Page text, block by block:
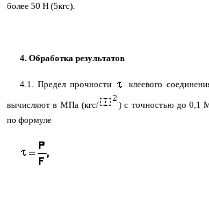
более 50 Н (5кгс).
4. Обработка результатов
4.1. Предел прочности
клеевого
вычисляют в МПа (кгс/
) с точностью до 0,1
по формуле